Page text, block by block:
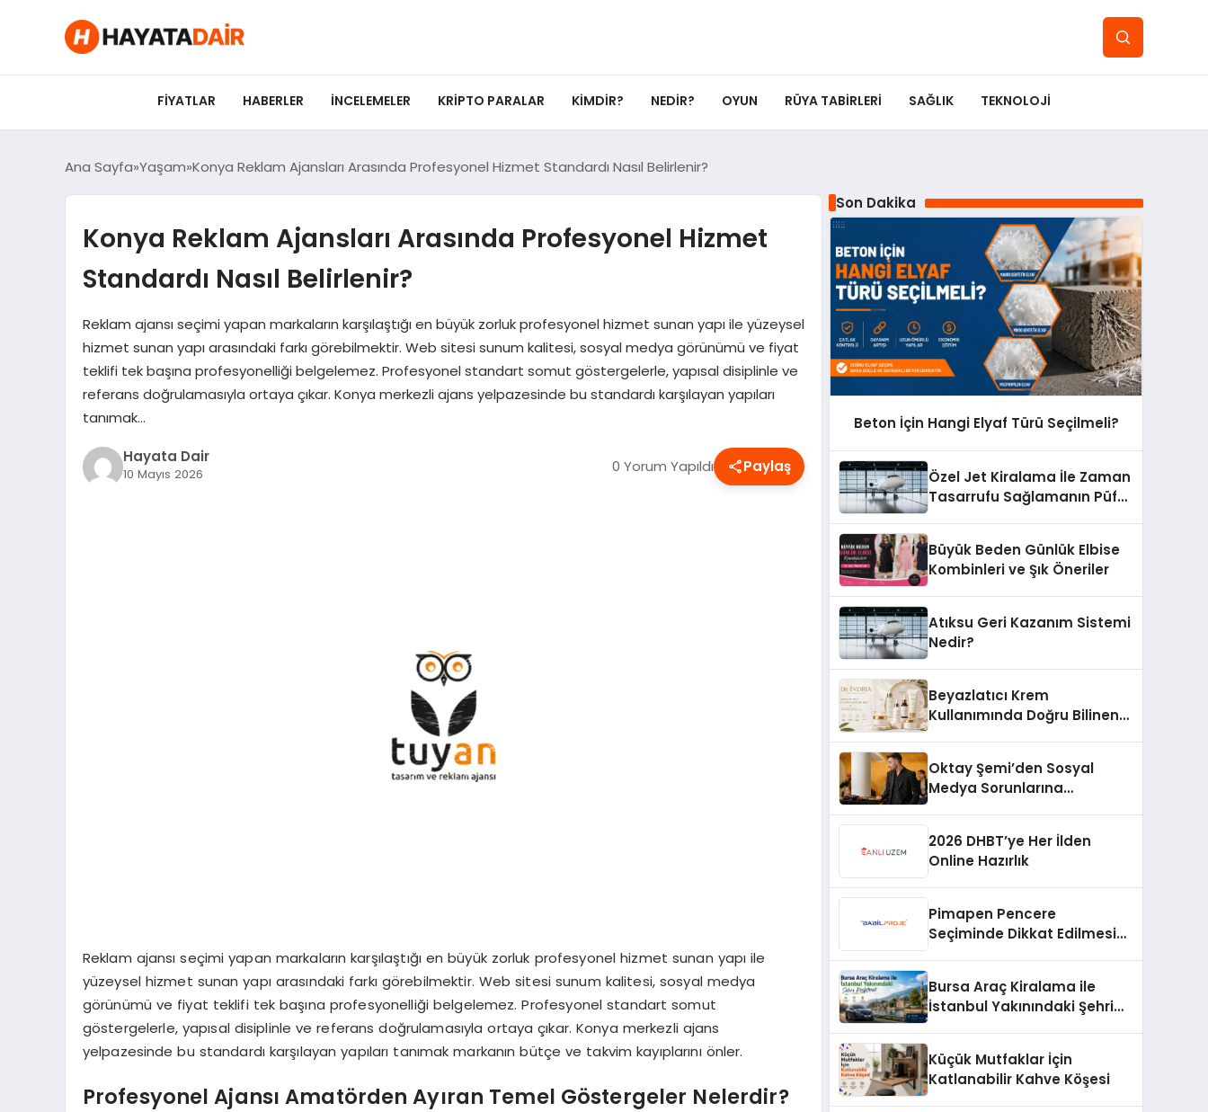
FIYATLAR HABERLER İNCELEMELER KRIPTO PARALAR KIMDIR? NEDIR? OYUN RÜYA TABIRLERI SAĞLIK TEKNOLOJI
Ana Sayfa Yaşam Konya Reklam Ajansları Arasında Profesyonel Hizmet Standardı Nasıl Belirlenir?
Konya Reklam Ajansları Arasında Profesyonel Hizmet
Standardı Nasıl Belirlenir?
Reklam ajansı seçimi yapan markaların karşılaştığı en büyük zorluk profesyonel hizmet sunan yapı ile yüzeysel
hizmet sunan yapı arasındaki farkı görebilmektir. Web sitesi sunum kalitesi, sosyal medya görünümü ve fiyat
teklifi tek başına profesyonelliği belgelemez. Profesyonel standart somut göstergelerle, yapısal disiplinle ve
referans doğrulamasıyla ortaya çıkar. Konya merkezli ajans yelpazesinde bu standardı karşılayan yapıları
tanımak…
Hayata Dair
10 Mayıs 2026 0 Yorum Yapıldı Paylaş
Reklam ajansı seçimi yapan markaların karşılaştığı en büyük zorluk profesyonel hizmet sunan yapı ile
yüzeysel hizmet sunan yapı arasındaki farkı görebilmektir. Web sitesi sunum kalitesi, sosyal medya
görünümü ve fiyat teklifi tek başına profesyonelliği belgelemez. Profesyonel standart somut
göstergelerle, yapısal disiplinle ve referans doğrulamasıyla ortaya çıkar. Konya merkezli ajans
yelpazesinde bu standardı karşılayan yapıları tanımak markanın bütçe ve takvim kayıplarını önler.
Profesyonel Ajansı Amatörden Ayıran Temel Göstergeler Nelerdir?
Son Dakika
Beton İçin Hangi Elyaf Türü Seçilmeli?
Özel Jet Kiralama İle Zaman
Tasarrufu Sağlamanın Püf
Büyük Beden Günlük Elbise
Kombinleri ve Şık Öneriler
Atıksu Geri Kazanım Sistemi
Nedir?
Beyazlatıcı Krem
Kullanımında Doğru Bilinen
Oktay Şemi’den Sosyal
Medya Sorunlarına
2026 DHBT’ye Her İlden
Online Hazırlık
Pimapen Pencere
Seçiminde Dikkat Edilmesi
Bursa Araç Kiralama ile
İstanbul Yakınındaki Şehri
Küçük Mutfaklar İçin
Katlanabilir Kahve Köşesi